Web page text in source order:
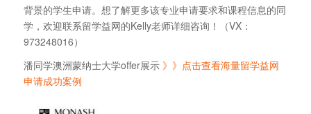
背景的学生申请。想了解更多该专业申请要求和课程信息的同
学，欢迎联系留学益网的Kelly老师详细咨询！（VX：
973248016）
潘同学澳洲蒙纳士大学offer展示 》》点击查看海量留学益网
申请成功案例